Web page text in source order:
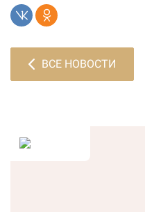
ВСЕ НОВОСТИ